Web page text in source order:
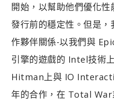
開始，以幫助他們優化
發行前的穩定性。但是
作夥伴關係-以我們與
引擎的遊戲的 Intel技術
Hitman上與 IO
年的合作，在 Total War